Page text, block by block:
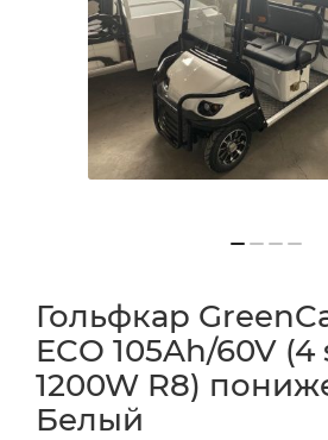
Гольфкар
ECO 105Ah/60V (4
1200W R8)
Белый